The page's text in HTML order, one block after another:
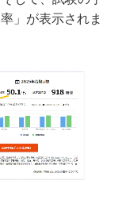
」が表示されま